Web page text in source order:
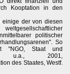
Kooptation in den
einige der von diesen
politischer
So
"NGO, Staat und
u.a., 2001,
des Staates, Westf.